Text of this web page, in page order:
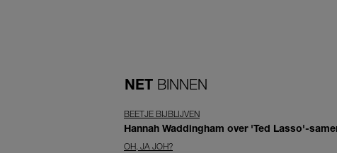
NET BINNEN
BEETJE BIJBLIJVEN
Hannah Waddingham over 'Ted Lasso'-
OH, JA JOH?